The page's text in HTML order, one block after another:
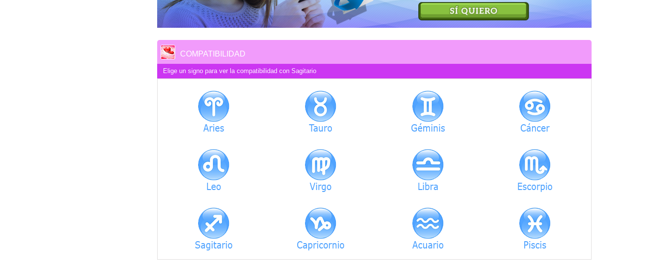
COMPATIBILIDAD
Elige un signo para ver la compatibilidad con Sagitario